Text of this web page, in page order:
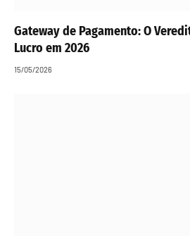
Gateway de Pagamento: O
Lucro em 2026
15/05/2026